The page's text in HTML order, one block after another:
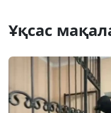
Ұқсас